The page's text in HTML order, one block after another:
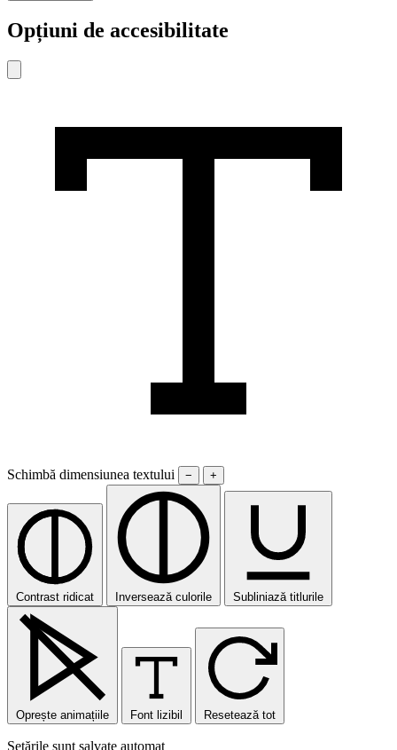
Opțiuni de accesibilitate
Schimbă dimensiunea textului − +
Contrast ridicat Inversează culorile Subliniază titlurile
Oprește animațiile Font lizibil Resetează tot
Setările sunt salvate automat